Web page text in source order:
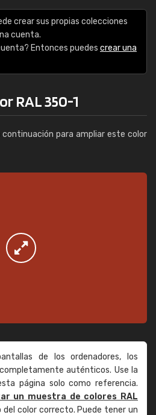
crear sus propias colecciones
cuenta.
Entonces puedes crear una
RAL 350-1
continuación para ampliar este color
de los ordenadores, los
auténticos. Use la
página solo como referencia.
un muestra de colores RAL
del color correcto. Puede tener un